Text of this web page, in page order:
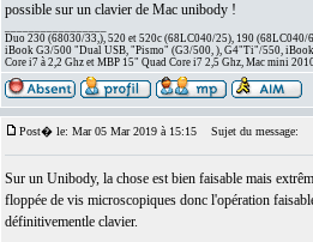
possible sur un clavier de Mac unibody !
Duo 230 (68030/33,), 520 et 520c (68LC040/25), 190 (68LC040/
iBook G3/500 "Dual USB, "Pismo" (G3/500, ), G4"Ti"/550,
Core i7 à 2,2 Ghz et MBP 15" Quad Core i7 2,5 Ghz, Mac mini
Post� le: Mar 05 Mar 2019 à 15:15 Sujet du message:
Sur un Unibody, la chose est bien faisable mais
floppée de vis microscopiques donc l'opération
définitivementle clavier.